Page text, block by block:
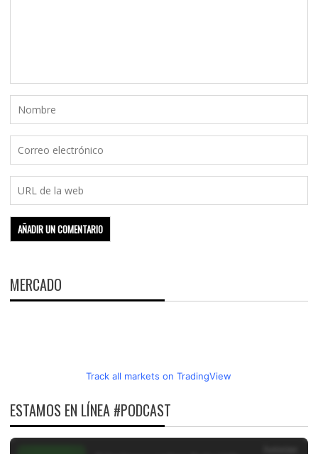
MERCADO
Track all markets on TradingView
ESTAMOS EN LÍNEA #PODCAST